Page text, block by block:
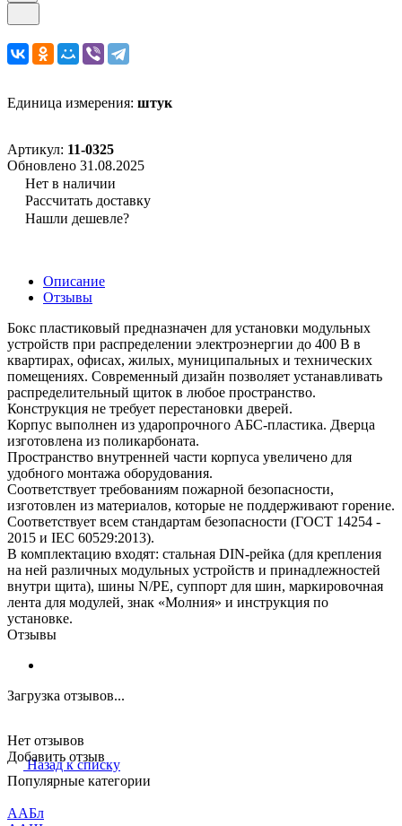
Единица измерения: штук
Артикул: 11-0325
Обновлено 31.08.2025
Нет в наличии
Рассчитать доставку
Нашли дешевле?
Описание
Отзывы
Бокс пластиковый предназначен для установки модульных
устройств при распределении электроэнергии до 400 В в
квартирах, офисах, жилых, муниципальных и технических
помещениях. Современный дизайн позволяет устанавливать
распределительный щиток в любое пространство.
Конструкция не требует перестановки дверей.
Корпус выполнен из ударопрочного АБС-пластика. Дверца
изготовлена из поликарбоната.
Пространство внутренней части корпуса увеличено для
удобного монтажа оборудования.
Соответствует требованиям пожарной безопасности,
изготовлен из материалов, которые не поддерживают горение.
Соответствует всем стандартам безопасности (ГОСТ 14254 -
2015 и IEC 60529:2013).
В комплектацию входят: стальная DIN-рейка (для крепления
на ней различных модульных устройств и принадлежностей
внутри щита), шины N/PE, суппорт для шин, маркировочная
лента для модулей, знак «Молния» и инструкция по
установке.
Отзывы
Загрузка отзывов...
Нет отзывов
Добавить отзыв
Назад к списку
Популярные категории
ААБл